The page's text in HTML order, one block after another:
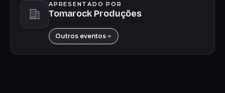
APRESENTADO POR
Tomarock Produções
Outros eventos